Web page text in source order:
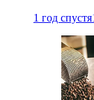
1 год спустя